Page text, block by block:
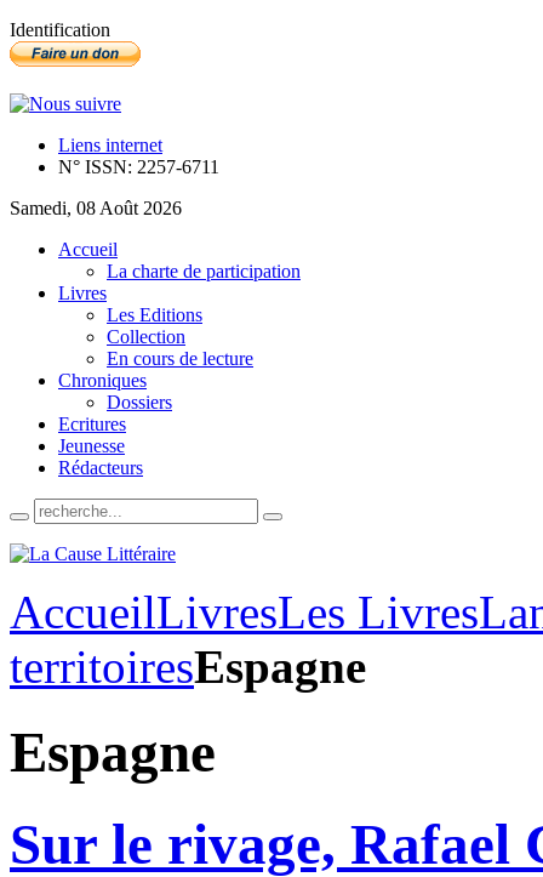
Identification
Liens internet
N° ISSN: 2257-6711
Samedi, 08 Août 2026
Accueil
La charte de participation
Livres
Les Editions
Collection
En cours de lecture
Chroniques
Dossiers
Ecritures
Jeunesse
Rédacteurs
AccueilLivresLes Livres
territoiresEspagne
Espagne
Sur le rivage, Rafael